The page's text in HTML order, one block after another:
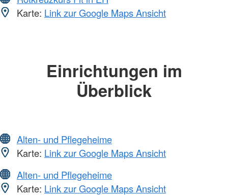
Karte: Link zur Google Maps Ansicht
Einrichtungen im
Überblick
Alten- und Pflegeheime
Karte: Link zur Google Maps Ansicht
Alten- und Pflegeheime
Karte: Link zur Google Maps Ansicht